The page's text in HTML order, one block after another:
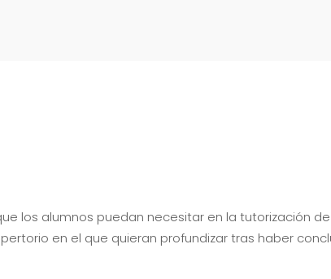
los alumnos puedan necesitar en la tutorización
en el que quieran profundizar tras haber